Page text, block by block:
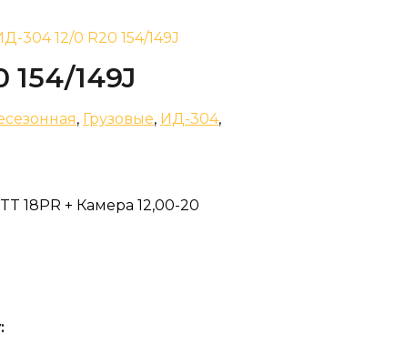
304 12/0 R20 154/149J
149J
, Грузовые, ИД-304,
18PR + Камера 12,00-20